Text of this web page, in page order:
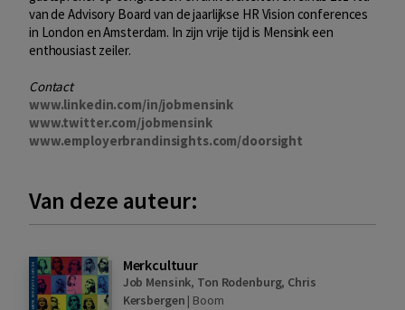
van de Advisory Board van de jaarlijkse HR Vision conferences
in London en Amsterdam. In zijn vrije tijd is Mensink een
enthousiast zeiler.
Contact
www.linkedin.com/in/jobmensink
www.twitter.com/jobmensink
www.employerbrandinsights.com/doorsight
Van deze auteur:
Merkcultuur
Job Mensink, Ton Rodenburg, Chris
Kersbergen | Boom